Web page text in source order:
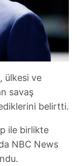
ülkesi ve
savaş
belirtti.
ile birlikte
NBC News